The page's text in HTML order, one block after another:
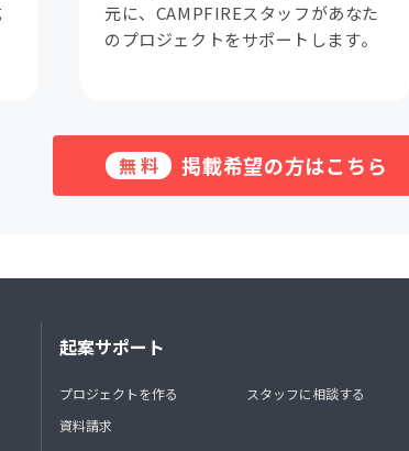
元に、CAMPFIREスタッフがあなた
のプロジェクトをサポートします。
無料 掲載希望の方はこちら
起案サポート
プロジェクトを作る
資料請求
スタッフに相談する